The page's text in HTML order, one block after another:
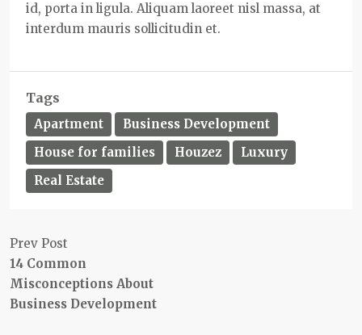
id, porta in ligula. Aliquam laoreet nisl massa, at
interdum mauris sollicitudin et.
Tags
Apartment
Business Development
House for families
Houzez
Luxury
Real Estate
Prev Post
14 Common
Misconceptions About
Business Development